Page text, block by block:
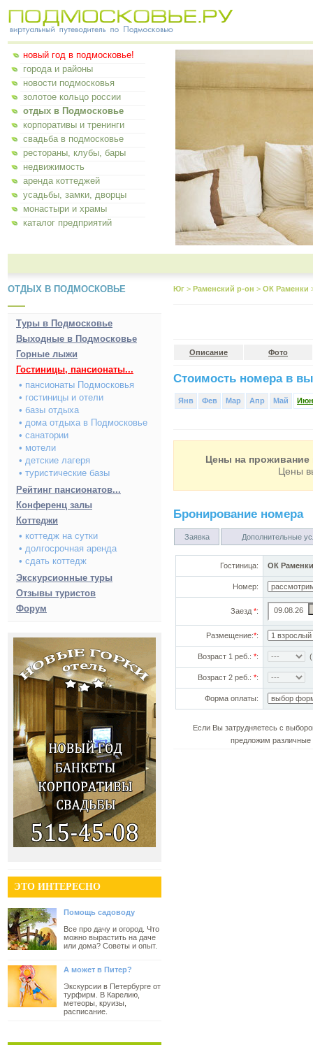
новый год в подмосковье!
города и районы
новости подмосковья
золотое кольцо россии
отдых в Подмосковье
корпоративы и тренинги
свадьба в подмосковье
рестораны, клубы, бары
недвижимость
аренда коттеджей
усадьбы, замки, дворцы
монастыри и храмы
каталог предприятий
ОТДЫХ В ПОДМОСКОВЬЕ
Туры в Подмосковье
Выходные в Подмосковье
Горные лыжи
Гостиницы, пансионаты...
• пансионаты Подмосковья
• гостиницы и отели
• базы отдыха
• дома отдыха в Подмосковье
• санатории
• мотели
• детские лагеря
• туристические базы
Рейтинг пансионатов...
Конференц залы
Коттеджи
• коттедж на сутки
• долгосрочная аренда
• сдать коттедж
Экскурсионные туры
Отзывы туристов
Форум
ЭТО ИНТЕРЕСНО
Помощь садоводу
Все про дачу и огород. Что
можно вырастить на даче
или дома? Советы и опыт.
А может в Питер?
Экскурсии в Петербурге от
турфирм. В Карелию,
метеоры, круизы,
расписание.
Юг > Раменский р-он > ОК Раменки
Описание Фото
Стоимость номера в
Янв Фев Мар Апр Май Июн
Цены на проживание
Цены
Бронирование номера
Заявка Дополнительные
Гостиница: ОК Раменки
Номер:
Заезд *:
Размещение:*:
Возраст 1 реб.: *:
Возраст 2 реб.: *:
Форма оплаты:
Если Вы затрудняетесь с
предложим различные